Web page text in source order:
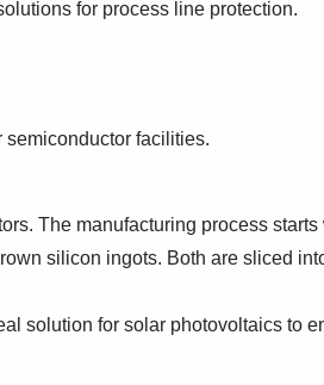
for process line protection.
facilities.
The manufacturing process
silicon ingots. Both are sliced
solution for solar photovoltaics to